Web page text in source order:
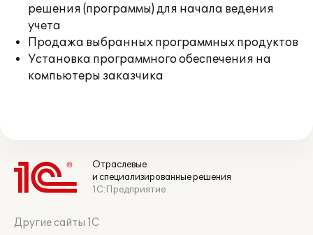
решения (программы) для начала ведения
учета
Продажа выбранных программных продуктов
Установка программного обеспечения на
компьютеры заказчика
Отраслевые
и специализированные решения
1С:Предприятие
Другие сайты 1С